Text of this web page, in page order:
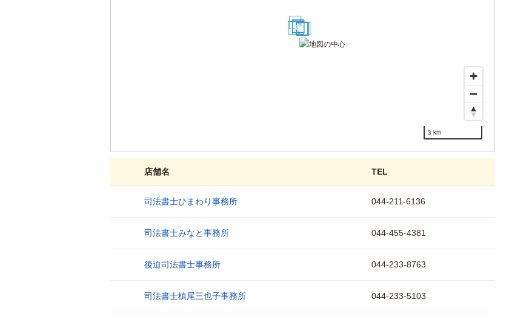
1
3
489
10
11
12
13
1416
18
3 km
店舗名 TEL
司法書士ひまわり事務所 044-211-6136
司法書士みなと事務所 044-455-4381
後迫司法書士事務所 044-233-8763
司法書士槙尾三也子事務所 044-233-5103